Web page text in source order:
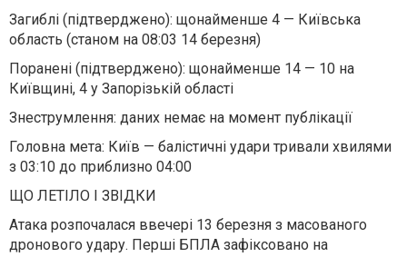
Загиблі (підтверджено): щонайменше 4 — Київська
область (станом на 08:03 14 березня)
Поранені (підтверджено): щонайменше 14 — 10 на
Київщині, 4 у Запорізькій області
Знеструмлення: даних немає на момент публікації
Головна мета: Київ — балістичні удари тривали хвилями
з 03:10 до приблизно 04:00
ЩО ЛЕТІЛО І ЗВІДКИ
Атака розпочалася ввечері 13 березня з масованого
дронового удару. Перші БПЛА зафіксовано на